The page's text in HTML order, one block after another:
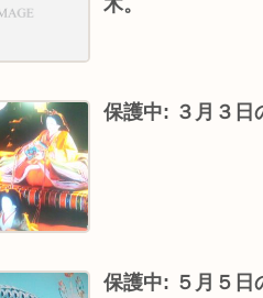
保護中: ３月３日
保護中: ５月５日